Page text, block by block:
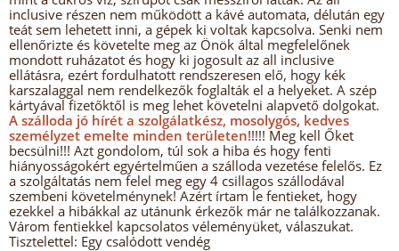
inclusive részen nem működött a kávé automata, délután egy
teát sem lehetett inni, a gépek ki voltak kapcsolva. Senki nem
ellenőrizte és követelte meg az Önök által megfelelőnek
mondott ruházatot és hogy ki jogosult az all inclusive
ellátásra, ezért fordulhatott rendszeresen elő, hogy kék
karszalaggal nem rendelkezők foglalták el a helyeket. A szép
kártyával fizetőktől is meg lehet követelni alapvető dolgokat.
A szálloda jó hírét a szolgálatkész, mosolygós, kedves
személyzet emelte minden területen!!!!! Meg kell Őket
becsülni!!! Azt gondolom, túl sok a hiba és hogy fenti
hiányosságokért egyértelműen a szálloda vezetése felelős. Ez
a szolgáltatás nem felel meg egy 4 csillagos szállodával
szembeni követelménynek! Azért írtam le fentieket, hogy
ezekkel a hibákkal az utánunk érkezők már ne találkozzanak.
Várom fentiekkel kapcsolatos véleményüket, válaszukat.
Tisztelettel: Egy csalódott vendég